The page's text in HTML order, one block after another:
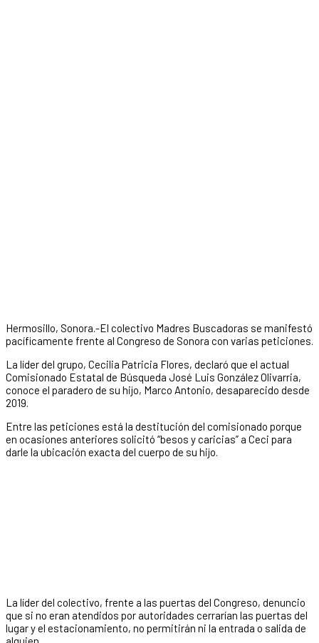
Hermosillo, Sonora.-El colectivo Madres Buscadoras se manifestó
pacíficamente frente al Congreso de Sonora con varias peticiones.
La líder del grupo, Cecilia Patricia Flores, declaró que el actual
Comisionado Estatal de Búsqueda José Luis González Olivarria,
conoce el paradero de su hijo, Marco Antonio, desaparecido desde
2019.
Entre las peticiones está la destitución del comisionado porque
en ocasiones anteriores solicitó “besos y caricias” a Ceci para
darle la ubicación exacta del cuerpo de su hijo.
La líder del colectivo, frente a las puertas del Congreso, denuncio
que si no eran atendidos por autoridades cerrarían las puertas del
lugar y el estacionamiento, no permitirán ni la entrada o salida de